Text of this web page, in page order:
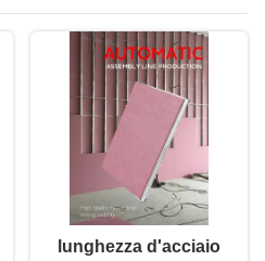
lunghezza d'acciaio